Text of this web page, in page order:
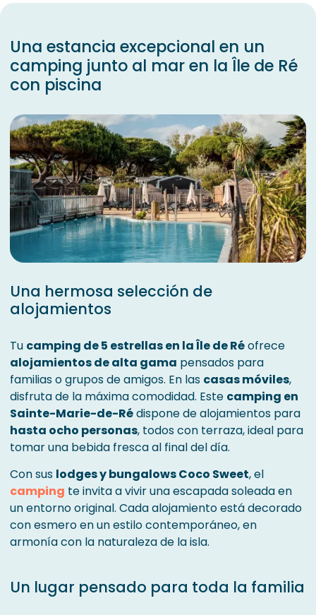
Una estancia excepcional en un
camping junto al mar en la Île de Ré
con piscina
Una hermosa selección de
alojamientos
Tu camping de 5 estrellas en la Île de Réofrece
alojamientos de alta gama pensados para
familias o grupos de amigos. En las casas móviles,
disfruta de la máxima comodidad. Este camping en
Sainte-Marie-de-Rédispone de alojamientos para
hasta ocho personas, todos con terraza, ideal para
tomar una bebida fresca al final del día.
Con sus lodges y bungalows Coco Sweet, el
camping te invita a vivir una escapada soleada en
un entorno original. Cada alojamiento está decorado
con esmero en un estilo contemporáneo, en
armonía con la naturaleza de la isla.
Un lugar pensado para toda la familia